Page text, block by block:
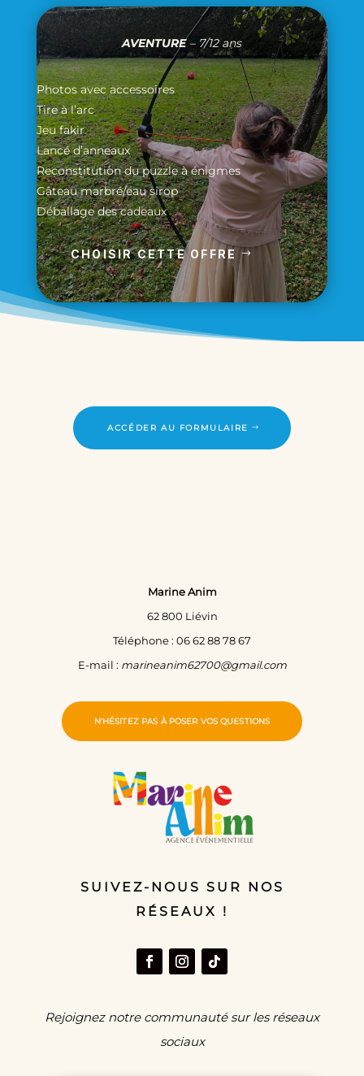
AVENTURE – 7/12 ans
Photos avec accessoires
Tire à l’arc
Jeu fakir
Lancé d’anneaux
Reconstitution du puzzle à énigmes
Gâteau marbré/eau sirop
Déballage des cadeaux
CHOISIR CETTE OFFRE
ACCÉDER AU FORMULAIRE
Marine Anim
62 800 Liévin
Téléphone : 06 62 88 78 67
E-mail : marineanim62700@gmail.com
N'HÉSITEZ PAS À POSER VOS QUESTIONS
SUIVEZ-NOUS SUR NOS
RÉSEAUX !
Rejoignez notre communauté sur les réseaux
sociaux